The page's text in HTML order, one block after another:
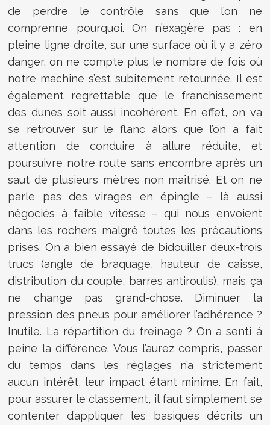
de perdre le contrôle sans que l’on ne
comprenne pourquoi. On n’exagère pas : en
pleine ligne droite, sur une surface où il y a zéro
danger, on ne compte plus le nombre de fois où
notre machine s’est subitement retournée. Il est
également regrettable que le franchissement
des dunes soit aussi incohérent. En effet, on va
se retrouver sur le flanc alors que l’on a fait
attention de conduire à allure réduite, et
poursuivre notre route sans encombre après un
saut de plusieurs mètres non maîtrisé. Et on ne
parle pas des virages en épingle – là aussi
négociés à faible vitesse – qui nous envoient
dans les rochers malgré toutes les précautions
prises. On a bien essayé de bidouiller deux-trois
trucs (angle de braquage, hauteur de caisse,
distribution du couple, barres antiroulis), mais ça
ne change pas grand-chose. Diminuer la
pression des pneus pour améliorer l’adhérence ?
Inutile. La répartition du freinage ? On a senti à
peine la différence. Vous l’aurez compris, passer
du temps dans les réglages n’a strictement
aucun intérêt, leur impact étant minime. En fait,
pour assurer le classement, il faut simplement se
contenter d’appliquer les basiques décrits un